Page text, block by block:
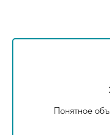
Понятное